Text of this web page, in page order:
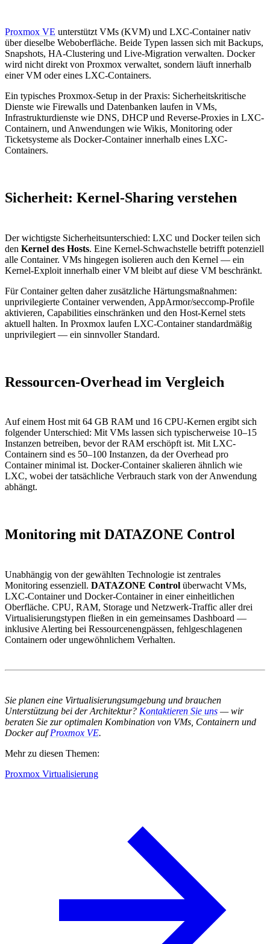
Proxmox VE unterstützt VMs (KVM) und LXC-Container nativ
über dieselbe Weboberfläche. Beide Typen lassen sich mit Backups,
Snapshots, HA-Clustering und Live-Migration verwalten. Docker
wird nicht direkt von Proxmox verwaltet, sondern läuft innerhalb
einer VM oder eines LXC-Containers.
Ein typisches Proxmox-Setup in der Praxis: Sicherheitskritische
Dienste wie Firewalls und Datenbanken laufen in VMs,
Infrastrukturdienste wie DNS, DHCP und Reverse-Proxies in LXC-
Containern, und Anwendungen wie Wikis, Monitoring oder
Ticketsysteme als Docker-Container innerhalb eines LXC-
Containers.
Sicherheit: Kernel-Sharing verstehen
Der wichtigste Sicherheitsunterschied: LXC und Docker teilen sich
den Kernel des Hosts. Eine Kernel-Schwachstelle betrifft potenziell
alle Container. VMs hingegen isolieren auch den Kernel — ein
Kernel-Exploit innerhalb einer VM bleibt auf diese VM beschränkt.
Für Container gelten daher zusätzliche Härtungsmaßnahmen:
unprivilegierte Container verwenden, AppArmor/seccomp-Profile
aktivieren, Capabilities einschränken und den Host-Kernel stets
aktuell halten. In Proxmox laufen LXC-Container standardmäßig
unprivilegiert — ein sinnvoller Standard.
Ressourcen-Overhead im Vergleich
Auf einem Host mit 64 GB RAM und 16 CPU-Kernen ergibt sich
folgender Unterschied: Mit VMs lassen sich typischerweise 10–15
Instanzen betreiben, bevor der RAM erschöpft ist. Mit LXC-
Containern sind es 50–100 Instanzen, da der Overhead pro
Container minimal ist. Docker-Container skalieren ähnlich wie
LXC, wobei der tatsächliche Verbrauch stark von der Anwendung
abhängt.
Monitoring mit DATAZONE Control
Unabhängig von der gewählten Technologie ist zentrales
Monitoring essenziell. DATAZONE Control überwacht VMs,
LXC-Container und Docker-Container in einer einheitlichen
Oberfläche. CPU, RAM, Storage und Netzwerk-Traffic aller drei
Virtualisierungstypen fließen in ein gemeinsames Dashboard —
inklusive Alerting bei Ressourcenengpässen, fehlgeschlagenen
Containern oder ungewöhnlichem Verhalten.
Sie planen eine Virtualisierungsumgebung und brauchen
Unterstützung bei der Architektur? Kontaktieren Sie uns — wir
beraten Sie zur optimalen Kombination von VMs, Containern und
Docker aufProxmox VE.
Mehr zu diesen Themen:
Proxmox Virtualisierung